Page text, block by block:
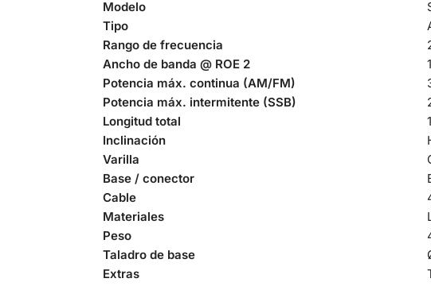
Modelo
Tipo
Rango de frecuencia
Ancho de banda @ ROE 2
Potencia máx. continua (AM/FM)
Potencia máx. intermitente (SSB)
Longitud total
Inclinación
Varilla
Base / conector
Cable
Materiales
Peso
Taladro de base
Extras